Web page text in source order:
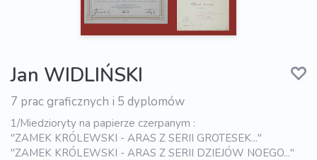
Jan WIDLIŃSKI
7 prac graficznych i 5 dyplomów
1/Miedzioryty na papierze czerpanym :
"ZAMEK KRÓLEWSKI - ARAS Z SERII GROTESEK..."
"ZAMEK KRÓLEWSKI - ARAS Z SERII DZIEJÓW NOEGO..."